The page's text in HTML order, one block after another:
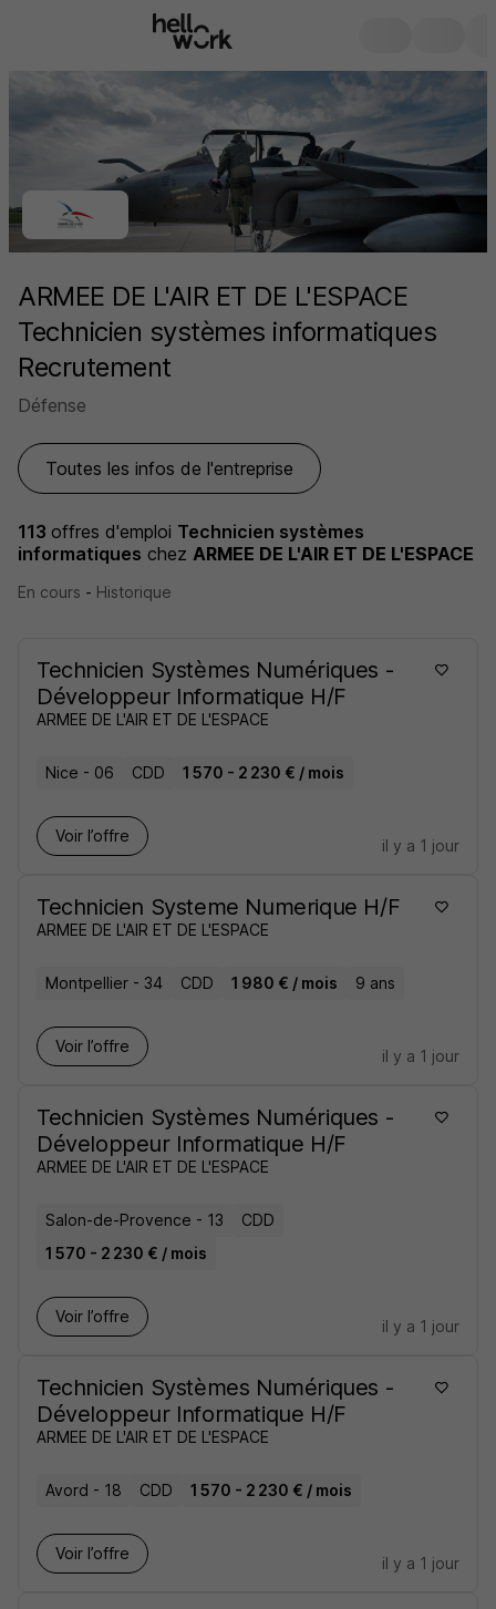
ARMEE DE L'AIR ET DE L'ESPACE
Technicien systèmes informatiques
Recrutement
Défense
Toutes les infos de l'entreprise
113 offres d'emploi Technicien systèmes
informatiques chez ARMEE DE L'AIR ET DE L'ESPACE
En cours - Historique
Technicien Systèmes Numériques -
Développeur Informatique H/F
ARMEE DE L'AIR ET DE L'ESPACE
Nice - 06 CDD 1 570 - 2 230 € / mois
Voir l’offre
il y a 1 jour
Technicien Systeme Numerique H/F
ARMEE DE L'AIR ET DE L'ESPACE
Montpellier - 34 CDD 1 980 € / mois 9 ans
Voir l’offre
il y a 1 jour
Technicien Systèmes Numériques -
Développeur Informatique H/F
ARMEE DE L'AIR ET DE L'ESPACE
Salon-de-Provence - 13
CDD
1 570 - 2 230 € / mois
Voir l’offre
il y a 1 jour
Technicien Systèmes Numériques -
Développeur Informatique H/F
ARMEE DE L'AIR ET DE L'ESPACE
Avord - 18 CDD 1 570 - 2 230 € / mois
Voir l’offre
il y a 1 jour